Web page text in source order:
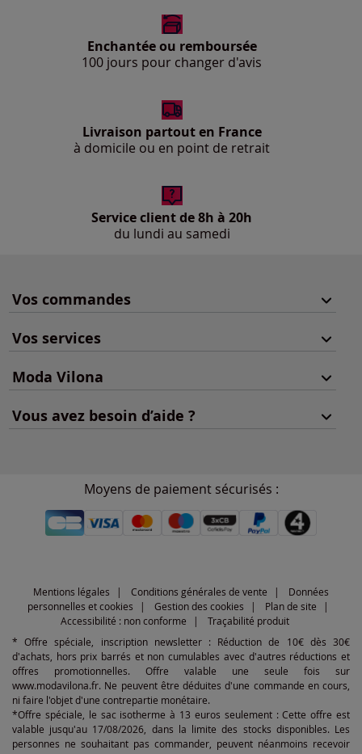
Enchantée ou remboursée
100 jours pour changer d'avis
Livraison partout en France
à domicile ou en point de retrait
Service client de 8h à 20h
du lundi au samedi
Vos commandes
Vos services
Moda Vilona
Vous avez besoin d’aide ?
Moyens de paiement sécurisés :
Mentions légales Conditions générales de vente
Données
personnelles et cookies
Gestion des cookies
Plan de site
Accessibilité : non conforme
Traçabilité produit
* Offre spéciale, inscription newsletter : Réduction de 10€ dès 30€
d'achats, hors prix barrés et non cumulables avec d'autres réductions et
offres promotionnelles. Offre valable une seule fois sur
www.modavilona.fr. Ne peuvent être déduites d'une commande en cours,
ni faire l'objet d'une contrepartie monétaire.
*Offre spéciale, le sac isotherme à 13 euros seulement : Cette offre est
valable jusqu'au 17/08/2026, dans la limite des stocks disponibles. Les
personnes ne souhaitant pas commander, peuvent néanmoins recevoir